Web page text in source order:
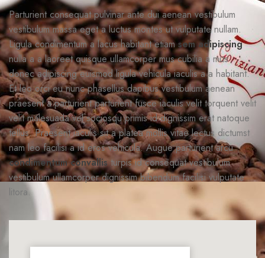
Parturient consequat pulvinar ante dui aenean vestibulum
vestibulum massa eget a luctus montes ut vulputate nullam.
Ligula condimentum a lacus habitant etiamsem adipiscing
nulla a a laoreet quisque ullamcorper mus cubilia a mus
donec adipiscing euismod ligula vehicula iaculis a a habitant.
Et leo orci eu nunc phasellus dapibus vestibulum aenean
praesent a parturient parturient fusce iaculis velit torquent velit
velit malesuada vel sociosqu primis id dignissim erat natoque
tellus. Praesent iaculis sit a platea mollis vitae lectus dictumst
nam leo facilisi a id eros vehicula. Augue parturient arcu
condimentum convallisturpis id consequat vestibulum
vestibulum ullamcorper dignissim bibendum facilisi vulputate
litora.